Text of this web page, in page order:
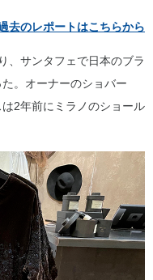
のレポートはこちらから
、サンタフェで日本のブラ
。オーナーのショバー
2年前にミラノのショール